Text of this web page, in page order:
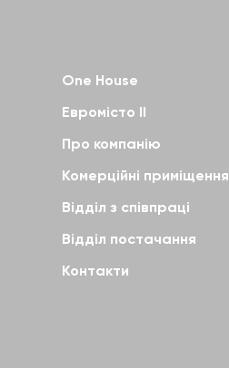
One House
Евромісто II
Про компанію
Комерційні приміщення
Відділ з співпраці
Відділ постачання
Контакти